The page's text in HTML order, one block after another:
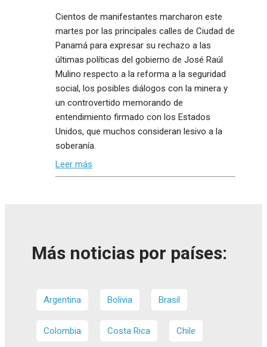
Cientos de manifestantes marcharon este
martes por las principales calles de Ciudad de
Panamá para expresar su rechazo a las
últimas políticas del gobierno de José Raúl
Mulino respecto a la reforma a la seguridad
social, los posibles diálogos con la minera y
un controvertido memorando de
entendimiento firmado con los Estados
Unidos, que muchos consideran lesivo a la
soberanía.
Leer más
Más noticias por países:
Argentina Bolivia Brasil
Colombia Costa Rica Chile